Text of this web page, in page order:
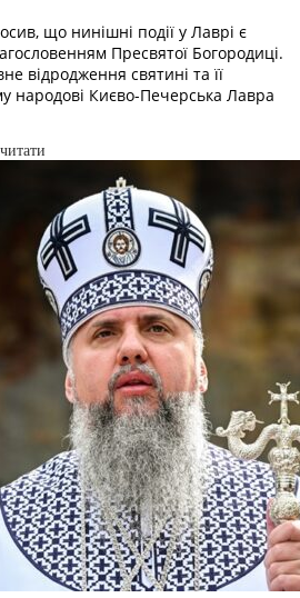
що нинішні події у Лаврі є
Пресвятої Богородиці.
відродження святині та її
народові Києво-Печерська Лавра
читати